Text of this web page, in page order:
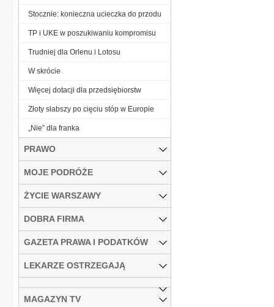
Stocznie: konieczna ucieczka do przodu
TP i UKE w poszukiwaniu kompromisu
Trudniej dla Orlenu i Lotosu
W skrócie
Więcej dotacji dla przedsiębiorstw
Złoty słabszy po cięciu stóp w Europie
„Nie” dla franka
PRAWO
MOJE PODRÓŻE
ŻYCIE WARSZAWY
DOBRA FIRMA
GAZETA PRAWA I PODATKÓW
LEKARZE OSTRZEGAJĄ
MAGAZYN TV